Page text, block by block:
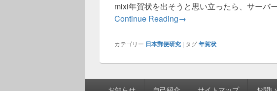
mixi年賀状を出そうと思い立ったら、サーバ
Continue Reading年賀状も今は、スポンサー
→
カテゴリー 日本郵便研究 | タグ年賀状